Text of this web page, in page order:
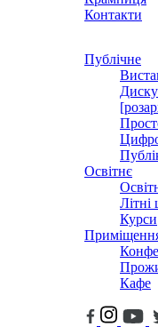
Контакти
Публічне
Освітнє
Літні
Курси
Кафе